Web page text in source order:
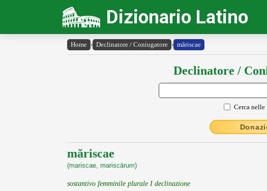
Dizionario Latino
Home › Declinatore / Coniugatore › măriscae
Declinatore /
Cerca nelle
măriscae
(mariscae, mariscārum)
sostantivo femminile plurale I declinazione